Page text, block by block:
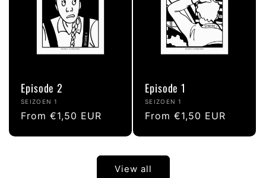
Episode 2
Vendor:
SEIZOEN 1
Regular
From €1,50 EUR
Episode 1
Vendor:
SEIZOEN 1
Regular
From €1,50 EUR
View all